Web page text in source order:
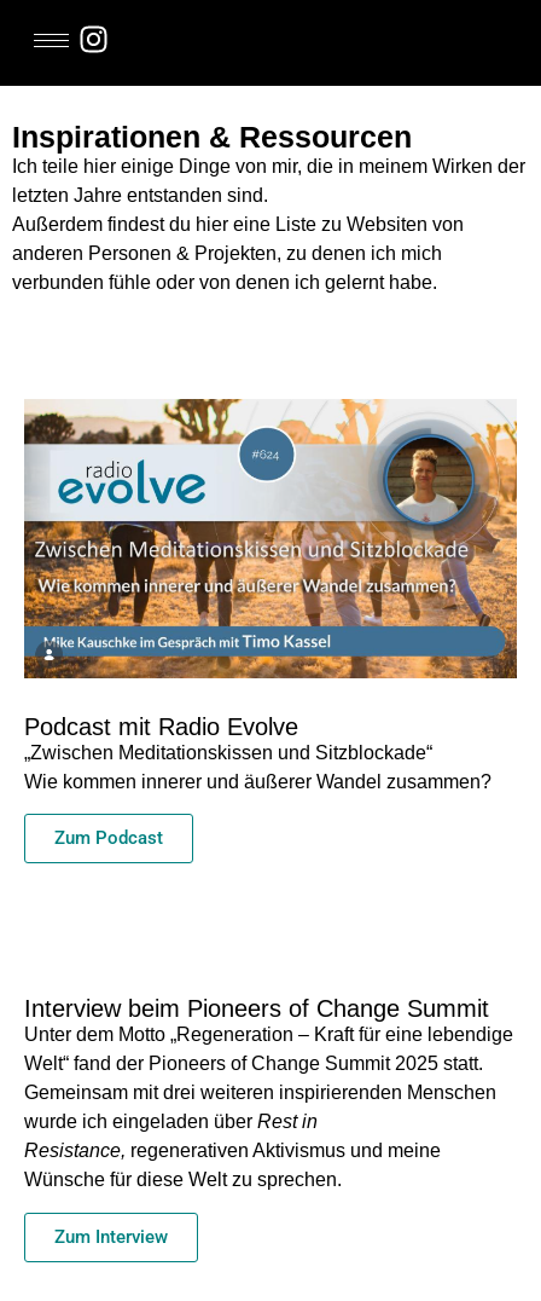
Inspirationen & Ressourcen
Ich teile hier einige Dinge von mir, die in meinem Wirken der
letzten Jahre entstanden sind.
Außerdem findest du hier eine Liste zu Websiten von
anderen Personen & Projekten, zu denen ich mich
verbunden fühle oder von denen ich gelernt habe.
Podcast mit Radio Evolve
„Zwischen Meditationskissen und Sitzblockade“
Wie kommen innerer und äußerer Wandel zusammen?
Zum Podcast
Interview beim Pioneers of Change Summit
Unter dem Motto „Regeneration – Kraft für eine lebendige
Welt“ fand der Pioneers of Change Summit 2025 statt.
Gemeinsam mit drei weiteren inspirierenden Menschen
wurde ich eingeladen über Rest in
Resistance, regenerativen Aktivismus und meine
Wünsche für diese Welt zu sprechen.
Zum Interview